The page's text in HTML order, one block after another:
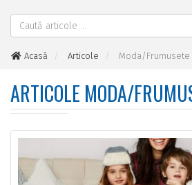
Acasă Articole Moda/Frumusete
ARTICOLE MODA/